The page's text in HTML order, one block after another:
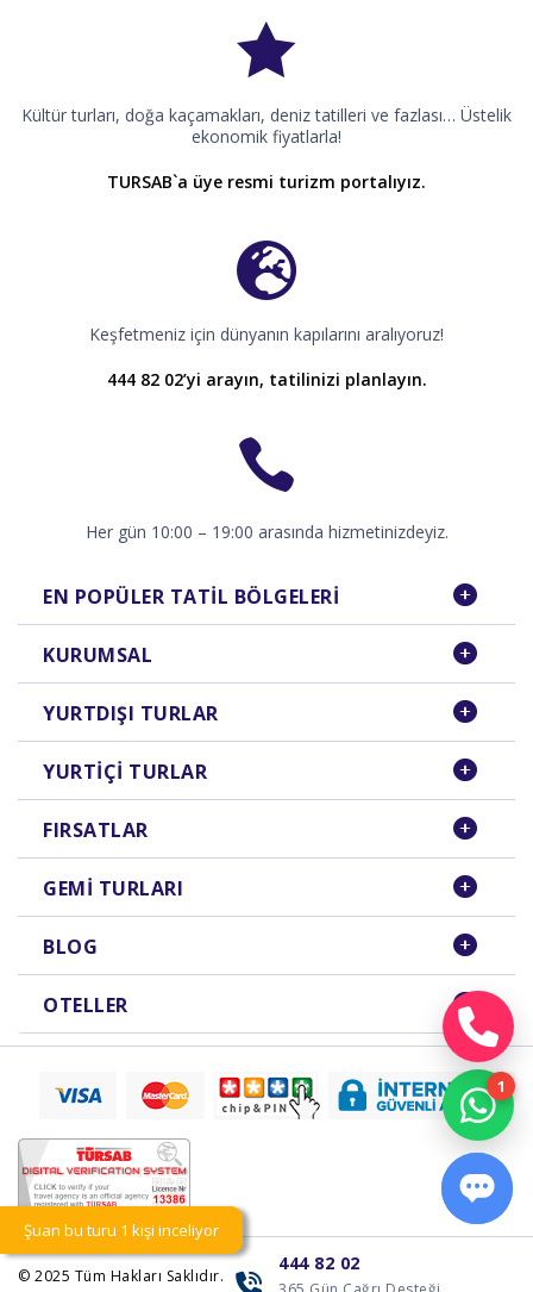
Kültür turları, doğa kaçamakları, deniz tatilleri ve fazlası… Üstelik
ekonomik fiyatlarla!
TURSAB`a üye resmi turizm portalıyız.
Keşfetmeniz için dünyanın kapılarını aralıyoruz!
444 82 02’yi arayın, tatilinizi planlayın.
Her gün 10:00 – 19:00 arasında hizmetinizdeyiz.
EN POPÜLER TATIL BÖLGELERI
KURUMSAL
YURTDIŞI TURLAR
YURTIÇI TURLAR
FIRSATLAR
GEMI TURLARI
BLOG
OTELLER
© 2025 Tüm Hakları Saklıdır.
444 82 02
Şuan bu turu 1 kişi inceliyor